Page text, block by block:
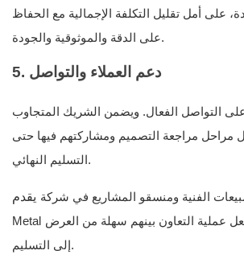
على أمل تقليل التكلفة الإجمالية مع الحفاظ
على الدقة والموثوقية والجودة.
5. دعم العملاء والتواصل
على التواصل الفعال. ويضمن الشريك المتجاوب
مراحل مراجعة التصميم ومشاركتهم فيها حتى
التسليم النهائي.
الفنية ومنسقو المشاريع في شركة
Metal عملية التعاون بينهم سهلة من العرض
إلى التسليم.